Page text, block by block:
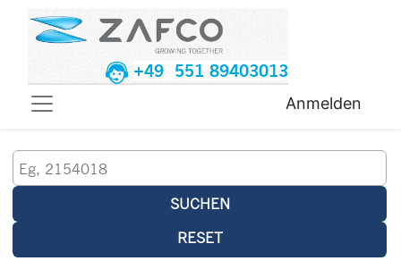
+49 551 89403013
Anmelden
SUCHEN
RESET